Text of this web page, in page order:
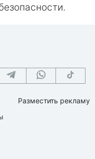
Разместить рекламу